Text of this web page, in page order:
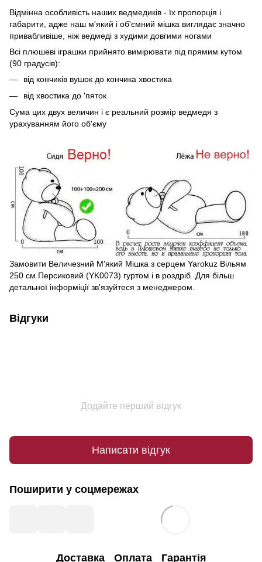
Відмінна особливість наших ведмедиків - їх пропорція і
габарити, адже наш м'який і об'ємний мішка виглядає значно
привабливіше, ніж ведмеді з худими довгими ногами
Всі плюшеві іграшки прийнято вимірювати під прямим кутом
(90 градусів):
від кончиків вушок до кончика хвостика
від хвостика до 'пяток
Сума цих двух величин і є реальний розмір ведмедя з
урахуванням його об'єму
Замовити Величезний М'який Мішка з серцем Yarokuz Вільям
250 см Персиковий (YK0073) гуртом і в роздріб. Для більш
детальної інформіції зв'язуйтеся з менеджером.
Відгуки
Додайте перший відгук
Написати відгук
Поширити у соцмережах
Доставка Оплата Гарантія